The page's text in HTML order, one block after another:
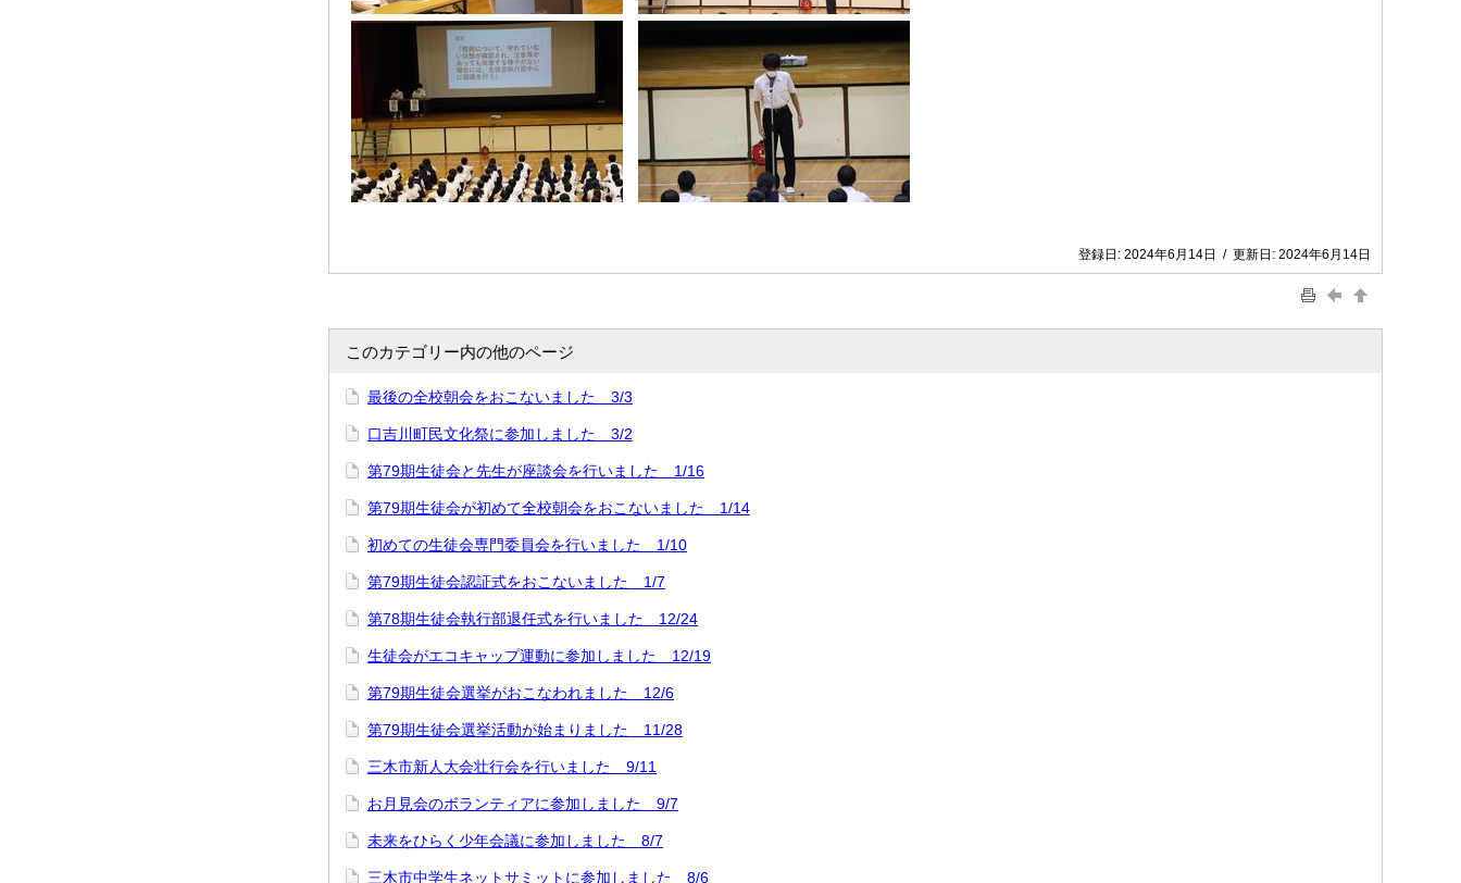
登録日: 2024年6月14日 / 更新日: 2024年6月14日
このカテゴリー内の他のページ
最後の全校朝会をおこないました 3/3
口吉川町民文化祭に参加しました 3/2
第79期生徒会と先生が座談会を行いました 1/16
第79期生徒会が初めて全校朝会をおこないました 1/14
初めての生徒会専門委員会を行いました 1/10
第79期生徒会認証式をおこないました 1/7
第78期生徒会執行部退任式を行いました 12/24
生徒会がエコキャップ運動に参加しました 12/19
第79期生徒会選挙がおこなわれました 12/6
第79期生徒会選挙活動が始まりました 11/28
三木市新人大会壮行会を行いました 9/11
お月見会のボランティアに参加しました 9/7
未来をひらく少年会議に参加しました 8/7
三木市中学生ネットサミットに参加しました 8/6